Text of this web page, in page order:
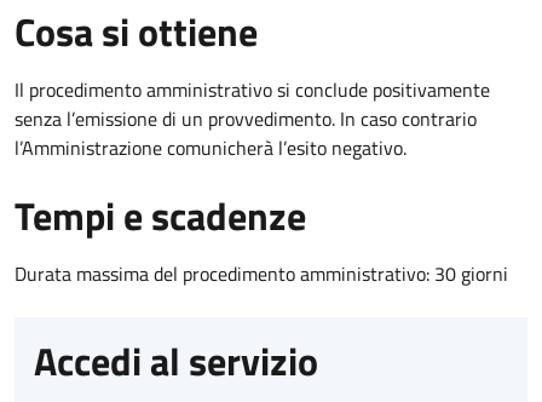
Cosa si ottiene
Il procedimento amministrativo si conclude positivamente
senza l’emissione di un provvedimento. In caso contrario
l’Amministrazione comunicherà l’esito negativo.
Tempi e scadenze
Durata massima del procedimento amministrativo: 30 giorni
Accedi al servizio